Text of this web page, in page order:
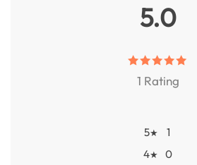
5.0
1 Rating
5★
1
4★
0